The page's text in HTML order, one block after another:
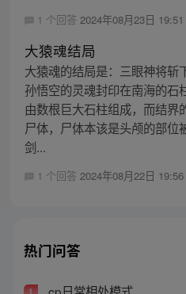
1 个回答 2024年08月23日 19:51
大猿魂结局
大猿魂的结局是：三眼神将斩
孙悟空的灵魂封印在南海的石
由数根巨大石柱组成，而结界
尸体，尸体本该是头颅的部位
剑...
1 个回答 2024年08月22日 19:56
热门问答